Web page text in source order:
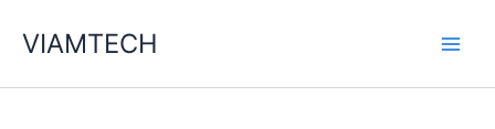
VIAMTECH